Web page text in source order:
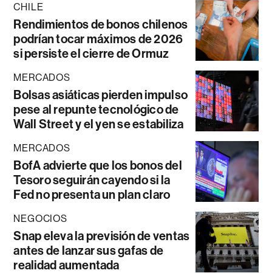
CHILE
Rendimientos de bonos chilenos
podrían tocar máximos de 2026
si persiste el cierre de Ormuz
MERCADOS
Bolsas asiáticas pierden impulso
pese al repunte tecnológico de
Wall Street y el yen se estabiliza
MERCADOS
BofA advierte que los bonos del
Tesoro seguirán cayendo si la
Fed no presenta un plan claro
NEGOCIOS
Snap eleva la previsión de ventas
antes de lanzar sus gafas de
realidad aumentada